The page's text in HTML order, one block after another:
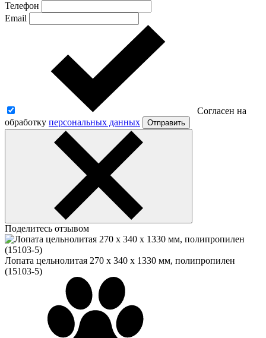
Телефон
Email
Согласен на
обработку персональных данных Отправить
Поделитесь отзывом
Лопата цельнолитая 270 х 340 х 1330 мм, полипропилен
(15103-5)